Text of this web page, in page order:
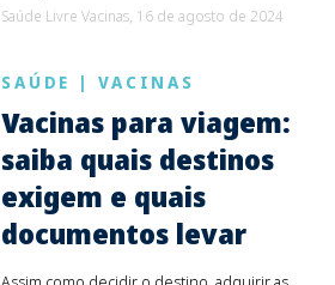
Saúde Livre Vacinas, 16 de agosto de 2024
SAÚDE | VACINAS
Vacinas para viagem:
saiba quais destinos
exigem e quais
documentos levar